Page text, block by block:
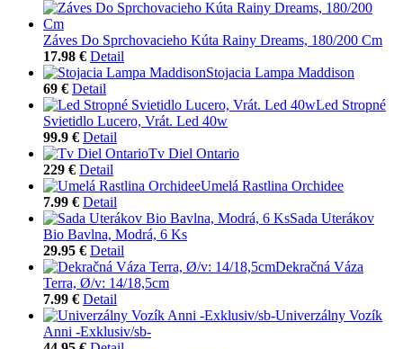
Záves Do Sprchovacieho Kúta Rainy Dreams, 180/200 Cm
17.98 € Detail
Stojacia Lampa Maddison
69 € Detail
Led Stropné
Svietidlo Lucero, Vrát. Led 40w
99.9 € Detail
Tv Diel Ontario
229 € Detail
Umelá Rastlina Orchidee
7.99 € Detail
Sada Uterákov
Bio Bavlna, Modrá, 6 Ks
29.95 € Detail
Dekračná Váza
Terra, Ø/v: 14/18,5cm
7.99 € Detail
Univerzálny Vozík
Anni -Exklusiv/sb-